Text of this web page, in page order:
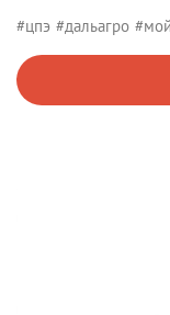
#цпэ #дальагро